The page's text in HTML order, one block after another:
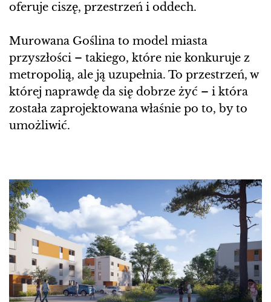
oferuje ciszę, przestrzeń i oddech.
Murowana Goślina to model miasta
przyszłości – takiego, które nie konkuruje z
metropolią, ale ją uzupełnia. To przestrzeń, w
której naprawdę da się dobrze żyć – i która
została zaprojektowana właśnie po to, by to
umożliwić.